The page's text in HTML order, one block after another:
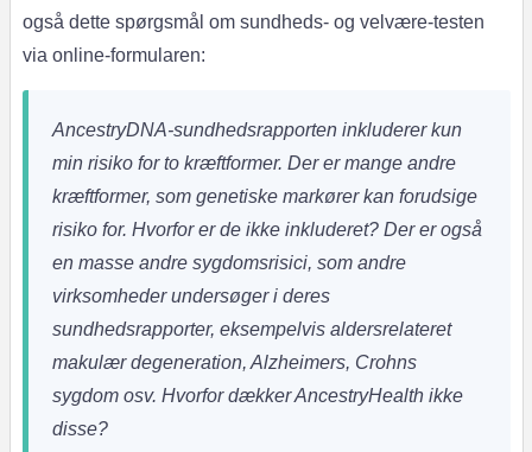
også dette spørgsmål om sundheds- og velvære-testen
via online-formularen:
AncestryDNA-sundhedsrapporten inkluderer kun
min risiko for to kræftformer. Der er mange andre
kræftformer, som genetiske markører kan forudsige
risiko for. Hvorfor er de ikke inkluderet? Der er også
en masse andre sygdomsrisici, som andre
virksomheder undersøger i deres
sundhedsrapporter, eksempelvis aldersrelateret
makulær degeneration, Alzheimers, Crohns
sygdom osv. Hvorfor dækker AncestryHealth ikke
disse?